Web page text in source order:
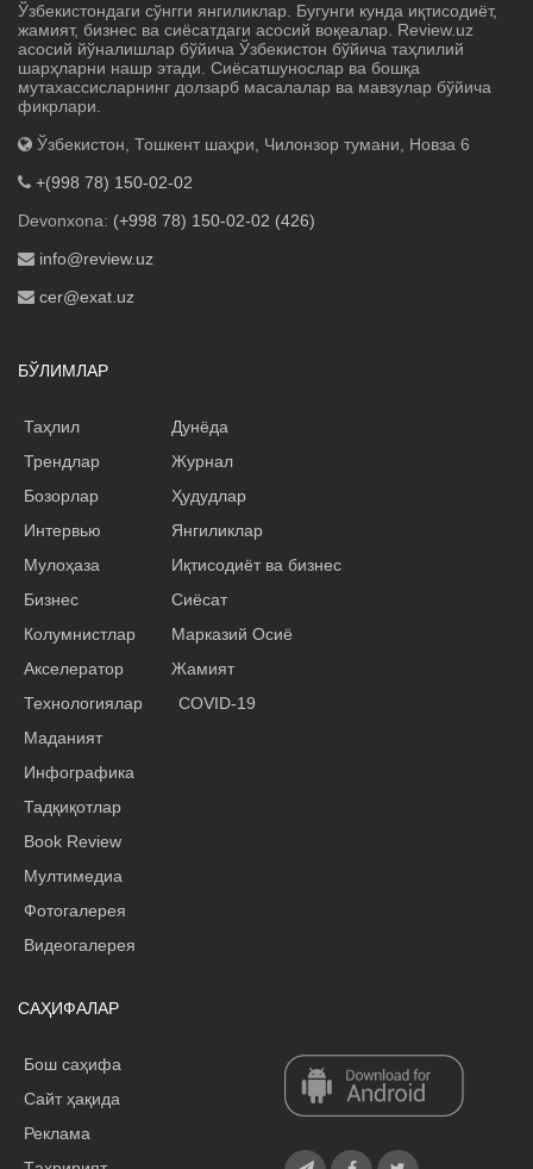
Ўзбекистондаги сўнгги янгиликлар. Бугунги кунда иқтисодиёт,
жамият, бизнес ва сиёсатдаги асосий воқеалар. Review.uz
асосий йўналишлар бўйича Ўзбекистон бўйича таҳлилий
шарҳларни нашр этади. Сиёсатшунослар ва бошқа
мутахассисларнинг долзарб масалалар ва мавзулар бўйича
фикрлари.
Ўзбекистон, Тошкент шаҳри, Чилонзор тумани, Новза 6
+(998 78) 150-02-02
Devonxona: (+998 78) 150-02-02 (426)
info@review.uz
cer@exat.uz
БЎЛИМЛАР
Таҳлил
Трендлар
Бозорлар
Интервью
Мулоҳаза
Бизнес
Колумнистлар
Акселератор
Дунёда
Журнал
Ҳудудлар
Янгиликлар
Иқтисодиёт ва бизнес
Сиёсат
Марказий Осиё
Жамият
Технологиялар
Маданият
Инфографика
Тадқиқотлар
Book Review
Мултимедиа
Фотогалерея
Видеогалерея
COVID-19
САҲИФАЛАР
Бош саҳифа
Сайт ҳақида
Реклама